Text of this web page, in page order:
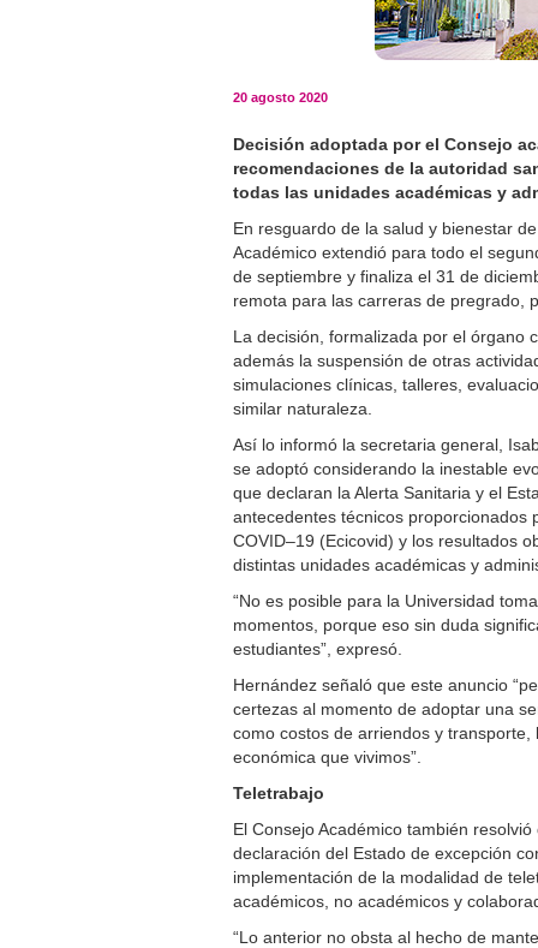
20 agosto 2020
Decisión adoptada por el Consejo
recomendaciones de la autoridad
todas las unidades académicas y
En resguardo de la salud y bienestar
Académico extendió para todo el
de septiembre y finaliza el 31 de
remota para las carreras de pregrado,
La decisión, formalizada por el órgano
además la suspensión de otras
simulaciones clínicas, talleres,
similar naturaleza.
Así lo informó la secretaria general,
se adoptó considerando la inestable
que declaran la Alerta Sanitaria y el
antecedentes técnicos proporcionados
COVID–19 (Ecicovid) y los resultados
distintas unidades académicas y
“No es posible para la Universidad
momentos, porque eso sin duda
estudiantes”, expresó.
Hernández señaló que este anuncio
certezas al momento de adoptar una
como costos de arriendos y
económica que vivimos”.
Teletrabajo
El Consejo Académico también
declaración del Estado de excepción
implementación de la modalidad de
académicos, no académicos y
“Lo anterior no obsta al hecho de